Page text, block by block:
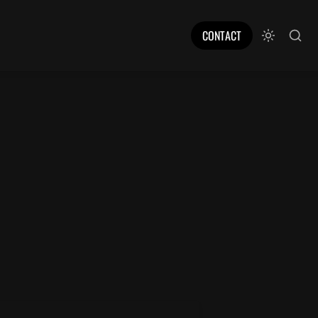
CONTACT